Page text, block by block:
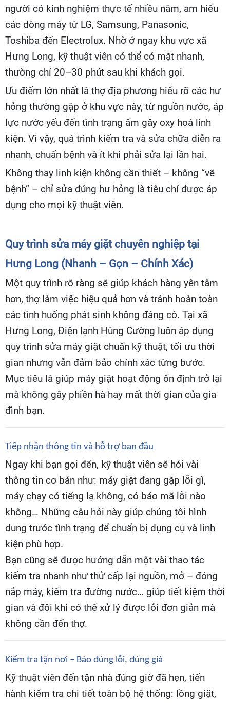
người có kinh nghiệm thực tế nhiều năm, am hiểu
các dòng máy từ LG, Samsung, Panasonic,
Toshiba đến Electrolux. Nhờ ở ngay khu vực xã
Hưng Long, kỹ thuật viên có thể có mặt nhanh,
thường chỉ 20–30 phút sau khi khách gọi.
Ưu điểm lớn nhất là thợ địa phương hiểu rõ các hư
hỏng thường gặp ở khu vực này, từ nguồn nước, áp
lực nước yếu đến tình trạng ẩm gây oxy hoá linh
kiện. Vì vậy, quá trình kiểm tra và sửa chữa diễn ra
nhanh, chuẩn bệnh và ít khi phải sửa lại lần hai.
Không thay linh kiện không cần thiết – không “vẽ
bệnh” – chỉ sửa đúng hư hỏng là tiêu chí được áp
dụng cho mọi kỹ thuật viên.
Quy trình sửa máy giặt chuyên nghiệp tại
Hưng Long (Nhanh – Gọn – Chính Xác)
Một quy trình rõ ràng sẽ giúp khách hàng yên tâm
hơn, thợ làm việc hiệu quả hơn và tránh hoàn toàn
các tình huống phát sinh không đáng có. Tại xã
Hưng Long, Điện lạnh Hùng Cường luôn áp dụng
quy trình sửa máy giặt chuẩn kỹ thuật, tối ưu thời
gian nhưng vẫn đảm bảo chính xác từng bước.
Mục tiêu là giúp máy giặt hoạt động ổn định trở lại
mà không gây phiền hà hay mất thời gian của gia
đình bạn.
Tiếp nhận thông tin và hỗ trợ ban đầu
Ngay khi bạn gọi đến, kỹ thuật viên sẽ hỏi vài
thông tin cơ bản như: máy giặt đang gặp lỗi gì,
máy chạy có tiếng lạ không, có báo mã lỗi nào
không… Những câu hỏi này giúp chúng tôi hình
dung trước tình trạng để chuẩn bị dụng cụ và linh
kiện phù hợp.
Bạn cũng sẽ được hướng dẫn một vài thao tác
kiểm tra nhanh như thử cấp lại nguồn, mở – đóng
nắp máy, kiểm tra đường nước… giúp tiết kiệm thời
gian và đôi khi có thể xử lý được lỗi đơn giản mà
không cần đến thợ.
Kiểm tra tận nơi – Báo đúng lỗi, đúng giá
Kỹ thuật viên đến tận nhà đúng giờ đã hẹn, tiến
hành kiểm tra chi tiết toàn bộ hệ thống: lồng giặt,